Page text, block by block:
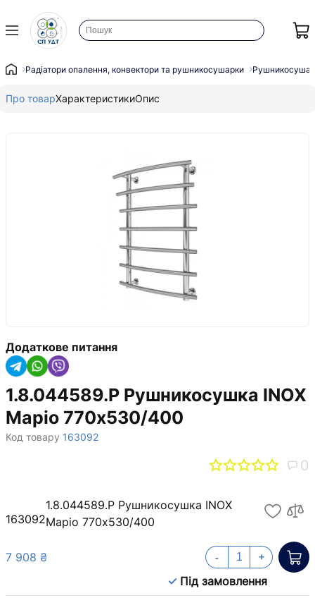
Радіатори опалення, конвектори та рушникосушарки
Про товарХарактеристикиОпис
Додаткове питання
1.8.044589.P Рушникосушка INOX
Маріо 770х530/400
Код товару 163092
0
163092
1.8.044589.P Рушникосушка INOX
Маріо 770х530/400
7 908 ₴
Під замовлення
- +